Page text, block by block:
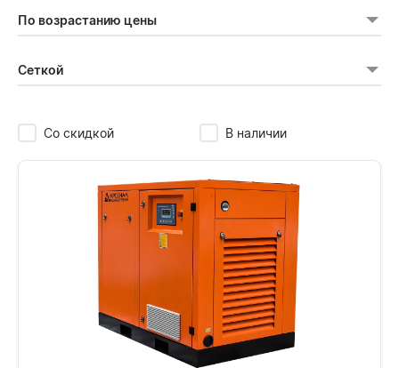
По возрастанию цены
Сеткой
Со скидкой В наличии